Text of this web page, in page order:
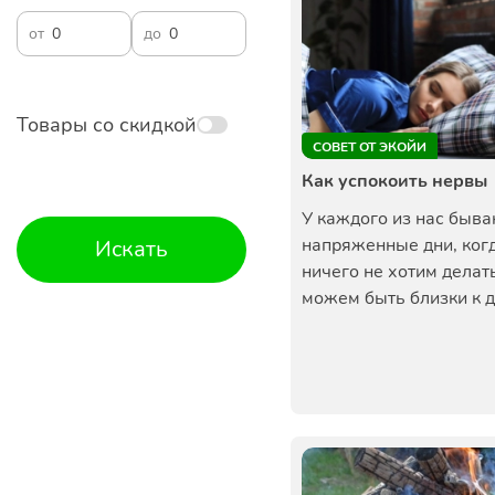
от до
Товары со скидкой
Искать
СОВЕТ ОТ ЭКОЙИ
Как успокоить нервы
У каждого из нас
напряженные дни,
ничего не хотим
можем быть близки к